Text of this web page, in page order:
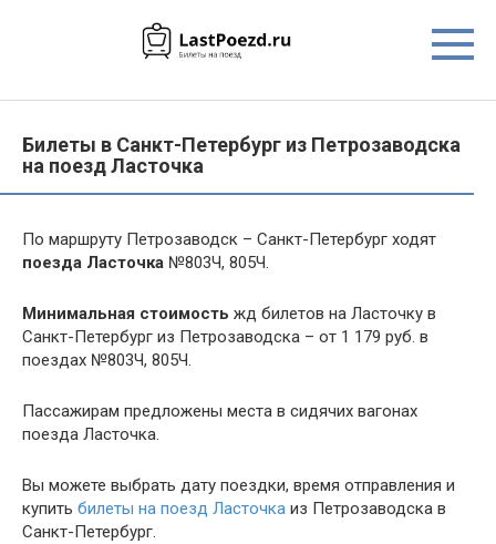
Билеты в Санкт-Петербург из Петрозаводска
на поезд Ласточка
По маршруту Петрозаводск – Санкт-Петербург ходят
поезда Ласточка №803Ч, 805Ч.
Минимальная стоимость жд билетов на Ласточку в
Санкт-Петербург из Петрозаводска – от 1 179 руб. в
поездах №803Ч, 805Ч.
Пассажирам предложены места в сидячих вагонах
поезда Ласточка.
Вы можете выбрать дату поездки, время отправления и
купить билеты на поезд Ласточка из Петрозаводска в
Санкт-Петербург.